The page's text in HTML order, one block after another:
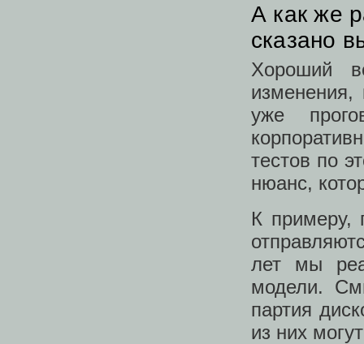
А как же
сказано
Хороший
уже
тестов по
нюанс,
К примеру,
лет мы
модели.
партия
из них